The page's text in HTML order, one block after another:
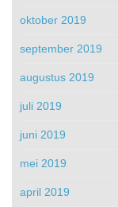
oktober 2019
september 2019
augustus 2019
juli 2019
juni 2019
mei 2019
april 2019